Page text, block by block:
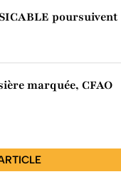
poursuivent
marquée, CFAO